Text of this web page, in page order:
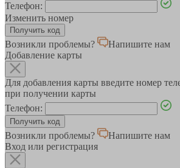
Телефон:
Изменить номер
Возникли проблемы?
Напишите нам
Добавление карты
Для добавления карты введите номер
при получении карты
Телефон:
Возникли проблемы?
Напишите нам
Вход или регистрация